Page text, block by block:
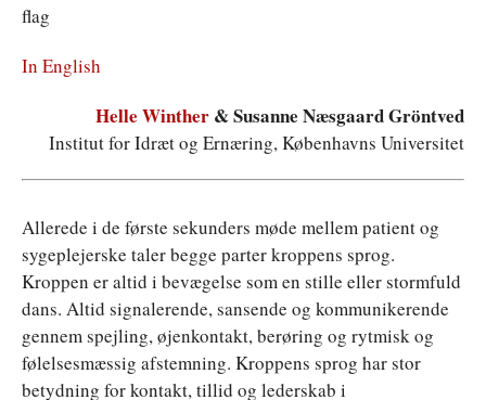
In English
Helle Winther & Susanne Næsgaard Gröntved
Institut for Idræt og Ernæring, Københavns Universitet
Allerede i de første sekunders møde mellem patient og
sygeplejerske taler begge parter kroppens sprog.
Kroppen er altid i bevægelse som en stille eller stormfuld
dans. Altid signalerende, sansende og kommunikerende
gennem spejling, øjenkontakt, berøring og rytmisk og
følelsesmæssig afstemning. Kroppens sprog har stor
betydning for kontakt, tillid og lederskab i